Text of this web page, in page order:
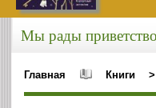
Мы рады
Главная Книги >